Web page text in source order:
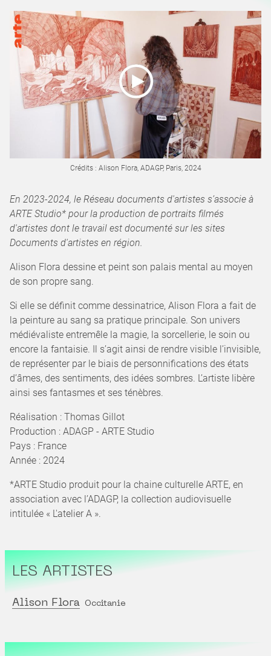
Crédits : Alison Flora, ADAGP, Paris, 2024
En 2023-2024, le Réseau documents d'artistes s’associe à
ARTE Studio* pour la production de portraits filmés
d'artistes dont le travail est documenté sur les sites
Documents d'artistes en région.
Alison Flora dessine et peint son palais mental au moyen
de son propre sang.
Si elle se définit comme dessinatrice, Alison Flora a fait de
la peinture au sang sa pratique principale. Son univers
médiévaliste entremêle la magie, la sorcellerie, le soin ou
encore la fantaisie. Il s’agit ainsi de rendre visible l’invisible,
de représenter par le biais de personnifications des états
d’âmes, des sentiments, des idées sombres. L’artiste libère
ainsi ses fantasmes et ses ténèbres.
Réalisation : Thomas Gillot
Production : ADAGP - ARTE Studio
Pays : France
Année : 2024
*ARTE Studio produit pour la chaine culturelle ARTE, en
association avec l’ADAGP, la collection audiovisuelle
intitulée « L'atelier A ».
LES ARTISTES
Alison Flora Occitanie